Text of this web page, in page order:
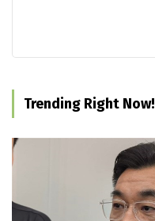
Trending Right Now!